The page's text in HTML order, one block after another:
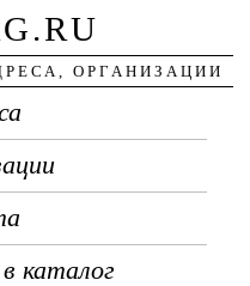
ОРГАНИЗАЦИИ
каталог